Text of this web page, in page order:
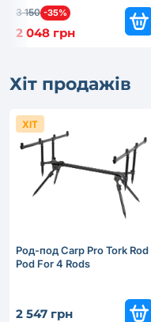
3 150 -35%
2 048 грн
Хіт продажів
Род-под Carp Pro Tork Rod
Pod For 4 Rods
2 547 грн
ХІТ